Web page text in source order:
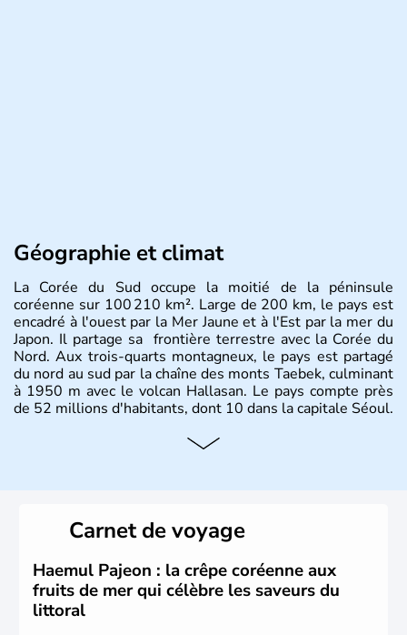
Géographie et climat
La Corée du Sud occupe la moitié de la péninsule
coréenne sur 100 210 km². Large de 200 km, le pays est
encadré à l'ouest par la Mer Jaune et à l'Est par la mer du
Japon. Il partage sa frontière terrestre avec la Corée du
Nord. Aux trois-quarts montagneux, le pays est partagé
du nord au sud par la chaîne des monts Taebek, culminant
à 1950 m avec le volcan Hallasan. Le pays compte près
de 52 millions d'habitants, dont 10 dans la capitale Séoul.
Histoire et administration
christianisme et le bouddhisme en sont les deux
principales religions. Ce pays partage sa culture avec la
Corée du Nord. Les Jeux Olympiques s’y sont déroulés en
1988, de même que la Coupe du Monde de football en
2002, en collaboration avec le Japon.
Carnet de voyage
Haemul Pajeon : la crêpe coréenne aux
fruits de mer qui célèbre les saveurs du
littoral